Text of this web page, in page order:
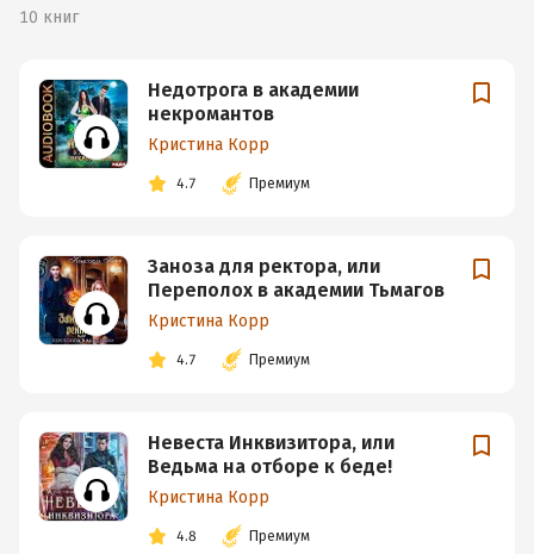
10 книг
Недотрога в академии
некромантов
Кристина Корр
4.7 Премиум
Заноза для ректора, или
Переполох в академии Тьмагов
Кристина Корр
4.7 Премиум
Невеста Инквизитора, или
Ведьма на отборе к беде!
Кристина Корр
4.8 Премиум